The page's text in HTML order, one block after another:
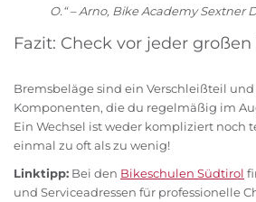
O.“ – Arno, Bike Academy Sextner
Fazit: Check vor jeder großen
Bremsbeläge sind ein Verschleißteil
Komponenten, die du regelmäßig im
Ein Wechsel ist weder kompliziert noch
einmal zu oft als zu wenig!
Linktipp: Bei den Bikeschulen Südtirol
und Serviceadressen für professionelle